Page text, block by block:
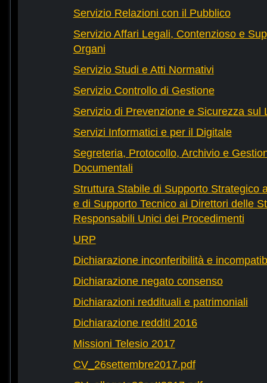
Servizio Relazioni con il Pubblico
Servizio Affari Legali, Contenzioso e
Organi
Servizio Studi e Atti Normativi
Servizio Controllo di Gestione
Servizio di Prevenzione e Sicurezza sul
Servizi Informatici e per il Digitale
Segreteria, Protocollo, Archivio e
Documentali
Struttura Stabile di Supporto Strategico
e di Supporto Tecnico ai Direttori delle
Responsabili Unici dei Procedimenti
URP
Dichiarazione inconferibilità e
Dichiarazione negato consenso
Dichiarazioni reddituali e patrimoniali
Dichiarazione redditi 2016
Missioni Telesio 2017
CV_26settembre2017.pdf